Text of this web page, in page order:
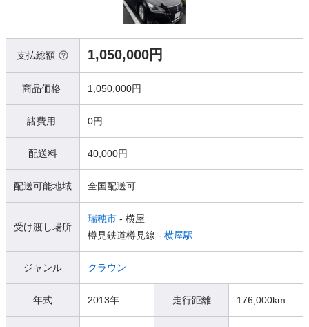
支払総額 1,050,000円
商品価格 1,050,000円
諸費用 0円
配送料 40,000円
配送可能地域 全国配送可
受け渡し場所
瑞穂市 - 横屋
樽見鉄道樽見線 - 横屋駅
ジャンル クラウン
年式 2013年 走行距離 176,000km